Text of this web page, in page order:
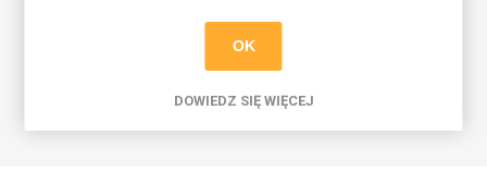
OK
DOWIEDZ SIĘ WIĘCEJ